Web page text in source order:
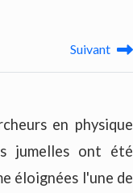
Suivant
en physique
jumelles ont été
éloignées l'une de